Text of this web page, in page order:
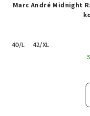
Marc André Midnight
40/L
42/XL